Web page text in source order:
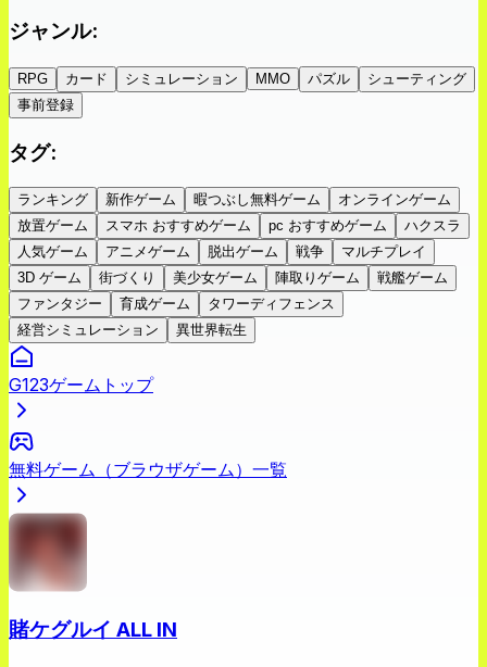
ジャンル:
RPG カード シミュレーション MMO パズル
シューティング
事前登録
タグ:
ランキング 新作ゲーム 暇つぶし無料ゲーム
オンラインゲーム
放置ゲーム
スマホ おすすめゲーム pc おすすめゲーム
ハクスラ
人気ゲーム
アニメゲーム 脱出ゲーム 戦争
マルチプレイ
3D ゲーム
街づくり 美少女ゲーム 陣取りゲーム
戦艦ゲーム
ファンタジー
育成ゲーム
タワーディフェンス
経営シミュレーション
異世界転生
G123ゲームトップ
無料ゲーム（ブラウザゲーム）一覧
賭ケグルイ ALL IN